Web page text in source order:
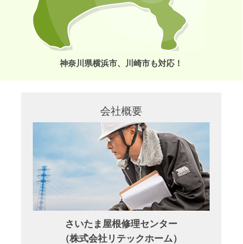
神奈川県横浜市、川崎市も対応！
会社概要
さいたま屋根修理センター
（株式会社リテックホーム）